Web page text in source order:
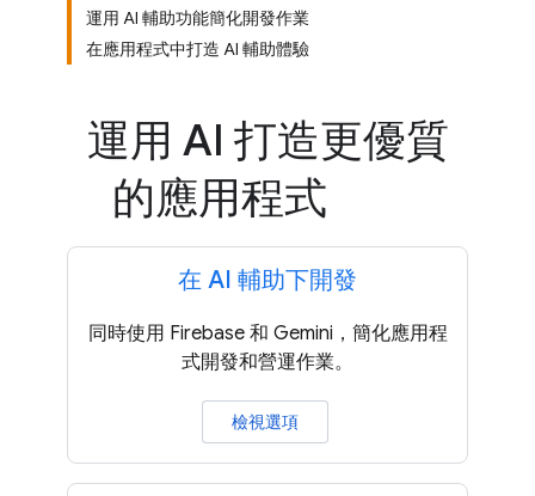
運用 AI 輔助功能簡化開發作業
在應用程式中打造 AI 輔助體驗
運用 AI 打造更優質
的應用程式
在 AI 輔助下開發
同時使用 Firebase 和 Gemini，簡化應用程
式開發和營運作業。
檢視選項